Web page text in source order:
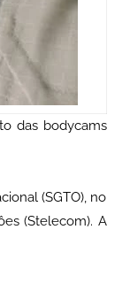
das bodycams
(SGTO), no
(Stelecom). A